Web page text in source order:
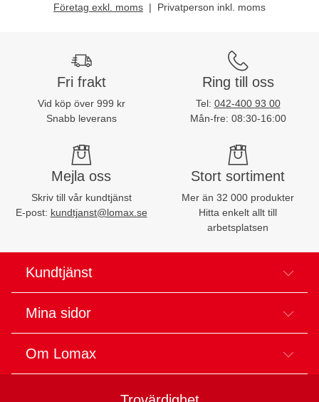
Företag exkl. moms Privatperson inkl. moms
Fri frakt
Vid köp över 999 kr
Snabb leverans
Ring till oss
Tel: 042-400 93 00
Mån-fre: 08:30-16:00
Mejla oss
Skriv till vår kundtjänst
E-post: kundtjanst@lomax.se
Stort sortiment
Mer än 32 000 produkter
Hitta enkelt allt till
arbetsplatsen
Kundtjänst
Mina sidor
Om Lomax